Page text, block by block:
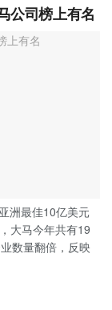
公司榜上有名
洲最佳10亿美元
大马今年共有19
数量翻倍，反映